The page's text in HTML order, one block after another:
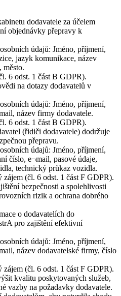
dodavatele za účelem
objednávky přepravy k
údajů: Jméno, příjmení,
jazyk komunikace, název
město.
6 odst. 1 část B GDPR).
na dotazy dodavatelů v
údajů: Jméno, příjmení,
název firmy dodavatele.
6 odst. 1 část B GDPR).
(řidiči dodavatele) dodržuje
přepravu.
údajů: Jméno, příjmení,
číslo, e¬mail, pasové údaje,
technický průkaz vozidla.
zájem (čl. 6 odst. 1 část F GDPR).
bezpečnosti a spolehlivosti
rizik a ochrana dobrého
o dodavatelích do
pro zajištění efektivní
údajů: Jméno, příjmení,
název dodavatelské firmy, číslo
zájem (čl. 6 odst. 1 část F GDPR).
kvalitu poskytovaných služeb,
vazby na požadavky dodavatele.